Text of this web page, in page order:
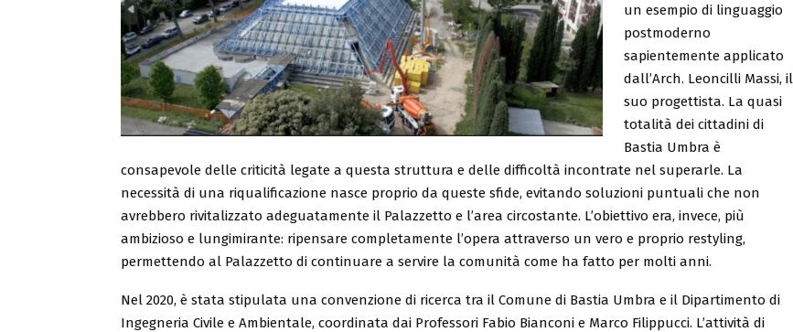
un esempio di linguaggio
postmoderno
sapientemente applicato
dall’Arch. Leoncilli Massi, il
suo progettista. La quasi
totalità dei cittadini di
Bastia Umbra è
consapevole delle criticità legate a questa struttura e delle difficoltà incontrate nel superarle. La
necessità di una riqualificazione nasce proprio da queste sfide, evitando soluzioni puntuali che non
avrebbero rivitalizzato adeguatamente il Palazzetto e l’area circostante. L’obiettivo era, invece, più
ambizioso e lungimirante: ripensare completamente l’opera attraverso un vero e proprio restyling,
permettendo al Palazzetto di continuare a servire la comunità come ha fatto per molti anni.
Nel 2020, è stata stipulata una convenzione di ricerca tra il Comune di Bastia Umbra e il Dipartimento di
Ingegneria Civile e Ambientale, coordinata dai Professori Fabio Bianconi e Marco Filippucci. L’attività di